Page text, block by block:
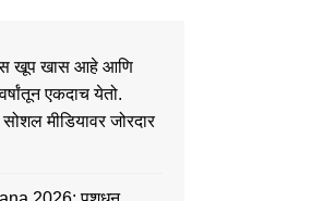
खूप खास आहे आणि
एकदाच येतो.
मीडियावर जोरदार